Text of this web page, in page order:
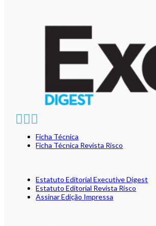
Ficha Técnica
Ficha Técnica Revista Risco
Estatuto Editorial Executive Digest
Estatuto Editorial Revista Risco
Assinar Edição Impressa